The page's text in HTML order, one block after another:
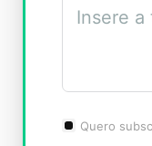
Quero